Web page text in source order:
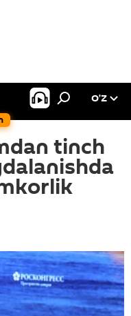
O’Z
tinch